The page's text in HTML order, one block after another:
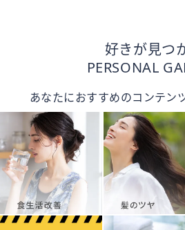
好きが見つ
PERSONAL
あなたにおすすめのコンテン